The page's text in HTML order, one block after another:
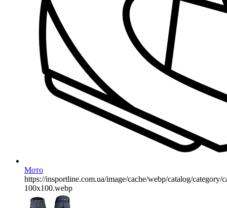
Мото
https://insportline.com.ua/image/cache/webp/catalog/category/
100x100.webp